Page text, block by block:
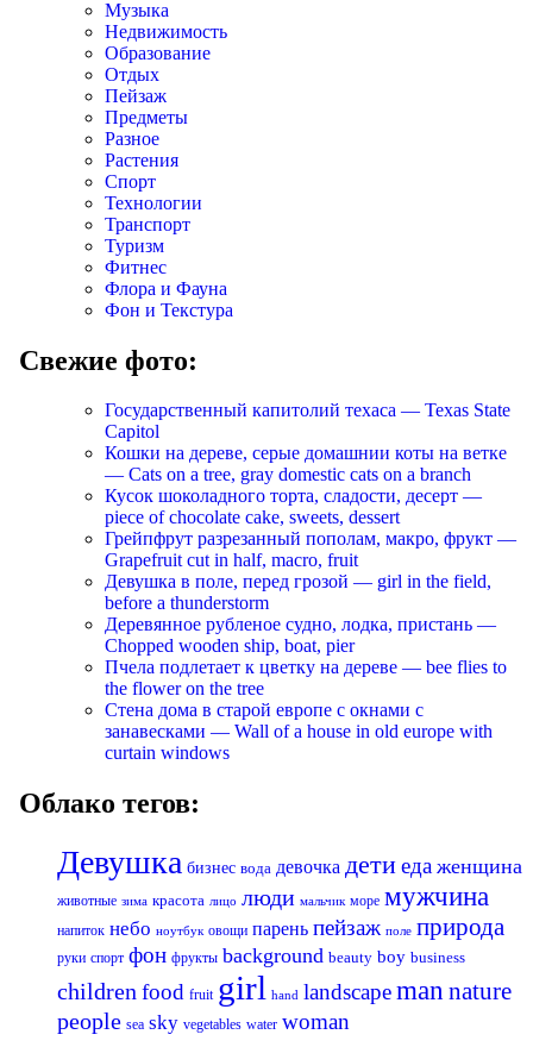
Музыка
Недвижимость
Образование
Отдых
Пейзаж
Предметы
Разное
Растения
Спорт
Технологии
Транспорт
Туризм
Фитнес
Флора и Фауна
Фон и Текстура
Свежие фото:
Государственный капитолий техаса — Texas State
Capitol
Кошки на дереве, серые домашнии коты на ветке
— Cats on a tree, gray domestic cats on a branch
Кусок шоколадного торта, сладости, десерт —
piece of chocolate cake, sweets, dessert
Грейпфрут разрезанный пополам, макро, фрукт —
Grapefruit cut in half, macro, fruit
Девушка в поле, перед грозой — girl in the field,
before a thunderstorm
Деревянное рубленое судно, лодка, пристань —
Chopped wooden ship, boat, pier
Пчела подлетает к цветку на дереве — bee flies to
the flower on the tree
Стена дома в старой европе с окнами с
занавесками — Wall of a house in old europe with
curtain windows
Облако тегов:
Девушка бизнес вода девочка детиеда женщина
животные зима красота лицо люди мальчик море мужчина
напиток небо ноутбук овощи парень пейзаж поле природа
руки спорт фон фрукты background beauty boy business
childrenfood fruit girl hand landscapeman nature
people sea sky vegetables water woman